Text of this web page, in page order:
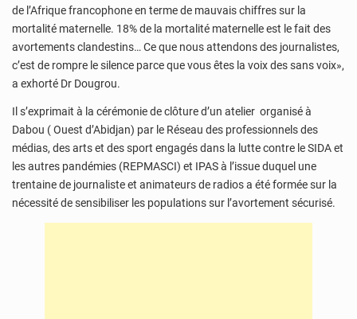
de l’Afrique francophone en terme de mauvais chiffres sur la
mortalité maternelle. 18% de la mortalité maternelle est le fait des
avortements clandestins… Ce que nous attendons des journalistes,
c’est de rompre le silence parce que vous êtes la voix des sans voix»,
a exhorté Dr Dougrou.
Il s’exprimait à la cérémonie de clôture d’un atelier organisé à
Dabou ( Ouest d’Abidjan) par le Réseau des professionnels des
médias, des arts et des sport engagés dans la lutte contre le SIDA et
les autres pandémies (REPMASCI) et IPAS à l’issue duquel une
trentaine de journaliste et animateurs de radios a été formée sur la
nécessité de sensibiliser les populations sur l’avortement sécurisé.